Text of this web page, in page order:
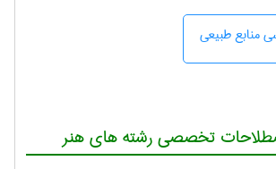
منابع طبيعی
تخصصی رشته های هنر